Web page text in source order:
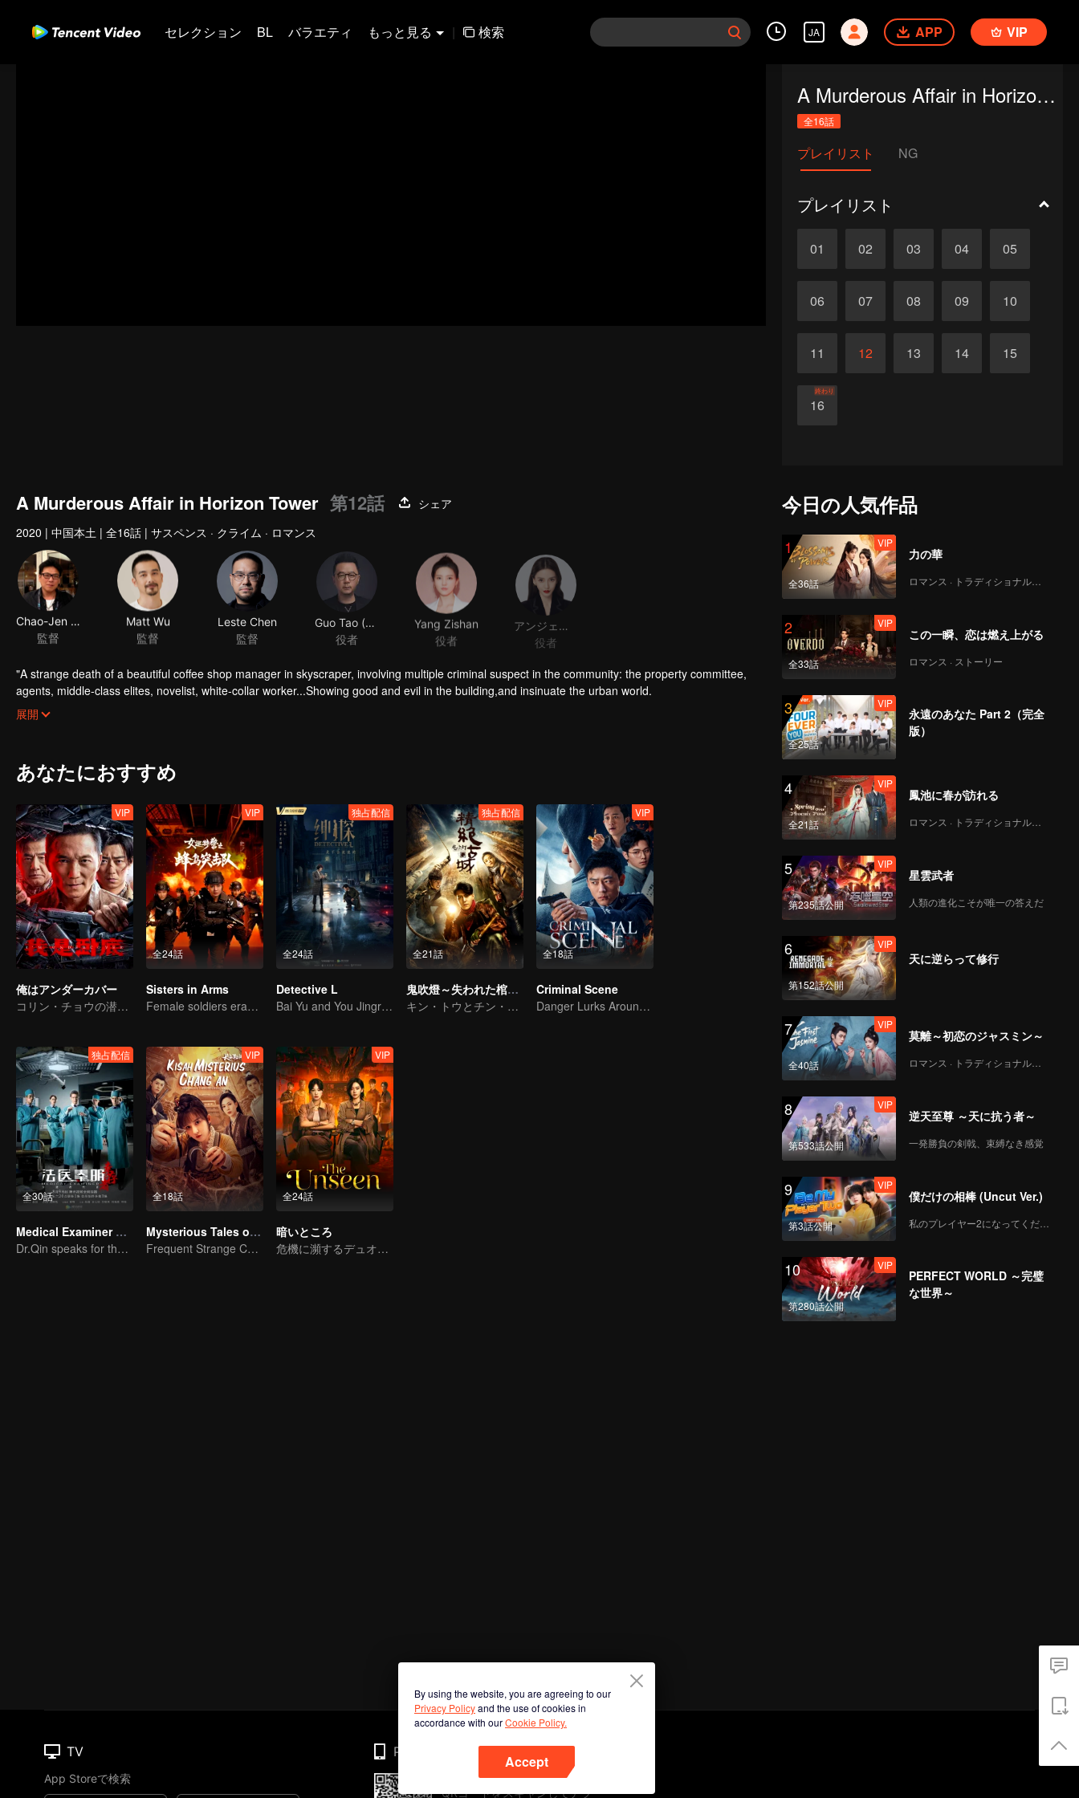
セレクション BL バラエティ もっと見る | 検索 JA APP VIP
A Murderous Affair in Horizon Tower
全16話
プレイリスト NG
プレイリスト
01 02 03 04 05
06 07 08 09 10
11 12 13 14 15
16
終わり
A Murderous Affair in Horizon Tower 第12話
シェア
2020 | 中国本土 | 全16話 | サスペンス · クライム · ロマンス
Chao-Jen Hsu
監督
Matt Wu
監督
Leste Chen
監督
役者
Yang Zishan
役者
役者
"A strange death of a beautiful coffee shop manager in skyscraper, involving multiple criminal suspect in the community: the property committee,
agents, middle-class elites, novelist, white-collar worker...Showing good and evil in the building,and insinuate the urban world.
"
展開
あなたにおすすめ
VIP
俺はアンダーカバー
コリン・チョウの潜入戦争
全24話
VIP
Sisters in Arms
Female soldiers eradicating crime
全24話
独占配信
Detective L
Bai Yu and You Jingru Became the super detective
全21話
独占配信
鬼吹燈～失われた棺の謎～
キン・トウとチン・キョウオン探険の旅を始めた
全18話
VIP
Criminal Scene
Danger Lurks Around You
全30話
独占配信
Medical Examiner Dr. Qin:The Survivor
Dr.Qin speaks for the dead.
全18話
VIP
Mysterious Tales of Chang'An
Frequent Strange Cases in Chang'an! Only For The Daring People
全24話
VIP
暗いところ
危機に瀕するデュオ！ 東南アジアの悪を暴く
今日の人気作品
1
全36話
VIP
力の華
ロマンス · トラディショナル・コスチューム
2
全33話
VIP
この一瞬、恋は燃え上がる
ロマンス · ストーリー
3
全25話
VIP
永遠のあなた Part 2（完全
版）
4
全21話
VIP
鳳池に春が訪れる
ロマンス · トラディショナル・コスチューム
5
第235話公開
VIP
星雲武者
人類の進化こそが唯一の答えだ
6
第152話公開
VIP
天に逆らって修行
7
全40話
VIP
莫離～初恋のジャスミン～
ロマンス · トラディショナル・コスチューム
8
第533話公開
VIP
逆天至尊 ～天に抗う者～
一発勝負の剣戟、束縛なき感覚
9
第3話公開
VIP
僕だけの相棒 (Uncut Ver.)
私のプレイヤー2になってください
10
第280話公開
VIP
PERFECT WORLD ～完璧
な世界～
By using the website, you are agreeing to our
Privacy Policyand the use of cookies in
accordance with ourCookie Policy.
Accept
TV
App Storeで検索
Phone
QRコードをスキャンしてアプ